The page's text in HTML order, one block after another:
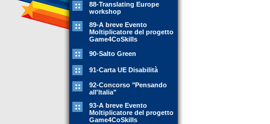
88-Translating Europe
workshop
89-A breve Evento
Moltiplicatore del progetto
Game4CoSkills
90-Salto Green
91-Carta UE Disabilità
92-Concorso "Pensando
all'Italia"
93-A breve Evento
Moltiplicatore del progetto
Game4CoSkills